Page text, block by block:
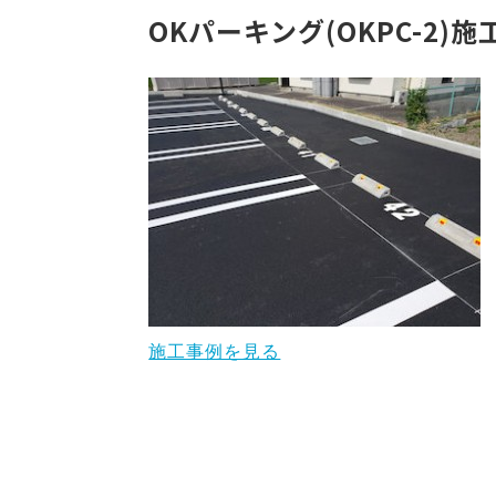
OKパーキング(OKPC-2)施
施工事例を見る